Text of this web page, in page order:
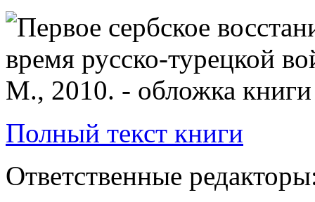
Полный текст книги
Ответственные